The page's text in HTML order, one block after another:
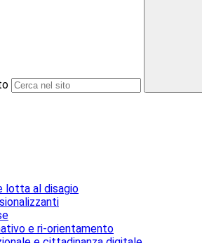
lotta al disagio
e ri-orientamento